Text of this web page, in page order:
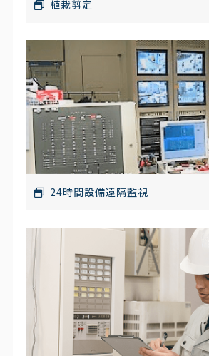
植栽剪定
24時間設備遠隔監視